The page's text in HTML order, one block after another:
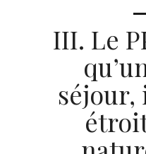
III. Le
séjour,